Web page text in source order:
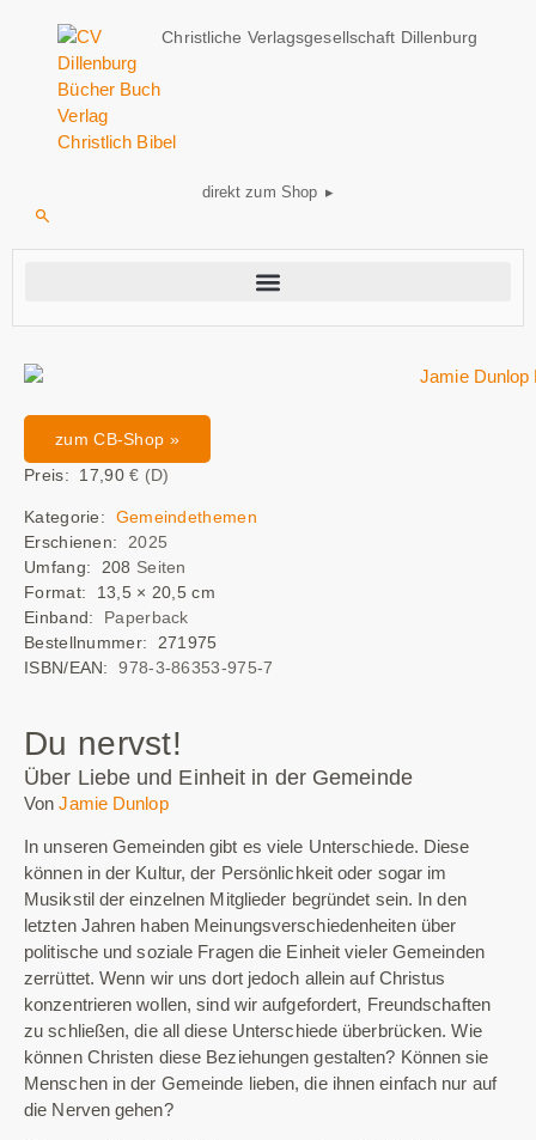
Christliche Verlagsgesellschaft Dillenburg
direkt zum Shop ▸
zum CB-Shop »
Preis: 17,90€ (D)
Kategorie: Gemeindethemen
Erschienen: 2025
Umfang: 208 Seiten
Format: 13,5 × 20,5 cm
Einband: Paperback
Bestellnummer: 271975
ISBN/EAN:978-3-86353-975-7
Du nervst!
Über Liebe und Einheit in der Gemeinde
VonJamie Dunlop
In unseren Gemeinden gibt es viele Unterschiede. Diese
können in der Kultur, der Persönlichkeit oder sogar im
Musikstil der einzelnen Mitglieder begründet sein. In den
letzten Jahren haben Meinungsverschiedenheiten über
politische und soziale Fragen die Einheit vieler Gemeinden
zerrüttet. Wenn wir uns dort jedoch allein auf Christus
konzentrieren wollen, sind wir aufgefordert, Freundschaften
zu schließen, die all diese Unterschiede überbrücken. Wie
können Christen diese Beziehungen gestalten? Können sie
Menschen in der Gemeinde lieben, die ihnen einfach nur auf
die Nerven gehen?